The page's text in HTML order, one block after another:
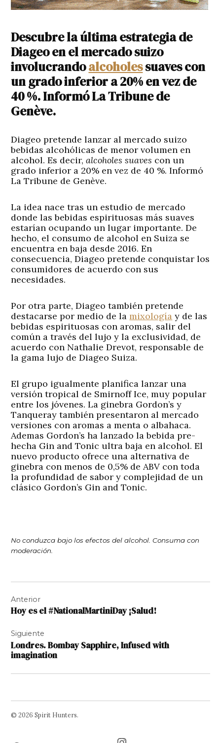
Descubre la última estrategia de
Diageo en el mercado suizo
involucrandoalcoholessuaves con
un grado inferior a 20% en vez de
40 %. Informó La Tribune de
Genève.
Diageo pretende lanzar al mercado suizo
bebidas alcohólicas de menor volumen en
alcohol. Es decir,alcoholes suaves con un
grado inferior a 20% en vez de 40 %. Informó
La Tribune de Genève.
La idea nace tras un estudio de mercado
donde las bebidas espirituosas más suaves
estarían ocupando un lugar importante. De
hecho, el consumo de alcohol en Suiza se
encuentra en baja desde 2016. En
consecuencia, Diageo pretende conquistar los
consumidores de acuerdo con sus
necesidades.
Por otra parte, Diageo también pretende
destacarse por medio de lamixología y de las
bebidas espirituosas con aromas, salir del
común a través del lujo y la exclusividad, de
acuerdo con Nathalie Drevot, responsable de
la gama lujo de Diageo Suiza.
El grupo igualmente planifica lanzar una
versión tropical de Smirnoff Ice, muy popular
entre los jóvenes. La ginebra Gordon’s y
Tanqueray también presentaron al mercado
versiones con aromas a menta o albahaca.
Ademas Gordon’s ha lanzado la bebida pre-
hecha Gin and Tonic ultra baja en alcohol. El
nuevo producto ofrece una alternativa de
ginebra con menos de 0,5% de ABV con toda
la profundidad de sabor y complejidad de un
clásico Gordon’s Gin and Tonic.
No conduzca bajo los efectos del alcohol. Consuma con
moderación.
de
entradas
Anterior
Hoy es el #NationalMartiniDay ¡Salud!
Siguiente
Londres. Bombay Sapphire, Infused with
imagination
© 2026 Spirit Hunters.